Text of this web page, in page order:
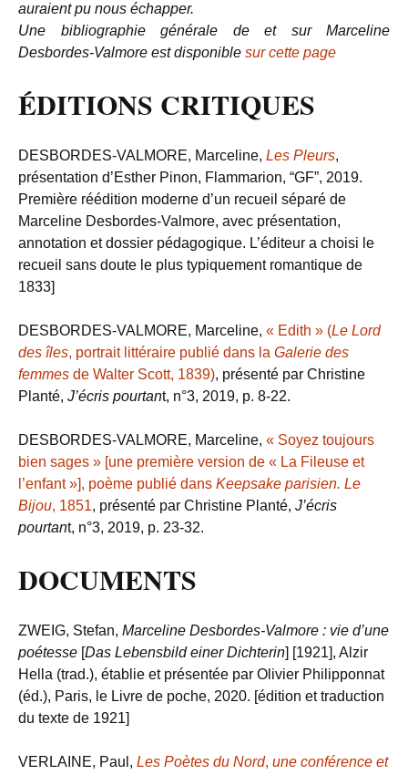
auraient pu nous échapper.
Une bibliographie générale de et sur Marceline
Desbordes-Valmore est disponible sur cette page
ÉDITIONS CRITIQUES
DESBORDES-VALMORE, Marceline, Les Pleurs,
présentation d’Esther Pinon, Flammarion, “GF”, 2019.
Première réédition moderne d’un recueil séparé de
Marceline Desbordes-Valmore, avec présentation,
annotation et dossier pédagogique. L’éditeur a choisi le
recueil sans doute le plus typiquement romantique de
1833]
DESBORDES-VALMORE, Marceline, « Edith » (Le Lord
des îles, portrait littéraire publié dans la Galerie des
femmes de Walter Scott, 1839), présenté par Christine
Planté, J’écris pourtant, n°3, 2019, p. 8-22.
DESBORDES-VALMORE, Marceline, « Soyez toujours
bien sages » [une première version de « La Fileuse et
l’enfant »], poème publié dans Keepsake parisien. Le
Bijou, 1851, présenté par Christine Planté, J’écris
pourtant, n°3, 2019, p. 23-32.
DOCUMENTS
ZWEIG, Stefan, Marceline Desbordes-Valmore : vie d’une
poétesse [Das Lebensbild einer Dichterin] [1921], Alzir
Hella (trad.), établie et présentée par Olivier Philipponnat
(éd.), Paris, le Livre de poche, 2020. [édition et traduction
du texte de 1921]
VERLAINE, Paul, Les Poètes du Nord, une conférence et